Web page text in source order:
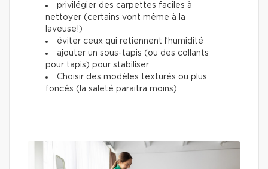
privilégier des carpettes faciles à
nettoyer (certains vont même à la
laveuse!)
éviter ceux qui retiennent l’humidité
ajouter un sous-tapis (ou des collants
pour tapis) pour stabiliser
Choisir des modèles texturés ou plus
foncés (la saleté paraitra moins)